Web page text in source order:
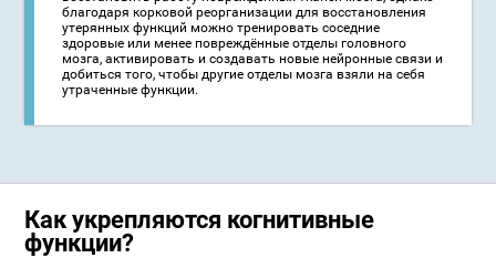
благодаря корковой реорганизации для восстановления
утерянных функций можно тренировать соседние
здоровые или менее повреждённые отделы головного
мозга, активировать и создавать новые нейронные связи и
добиться того, чтобы другие отделы мозга взяли на себя
утраченные функции.
Как укрепляются когнитивные
функции?